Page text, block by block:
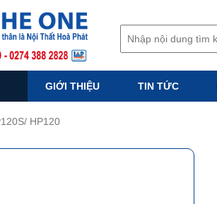
GIỚI THIỆU TIN TỨC
HP120